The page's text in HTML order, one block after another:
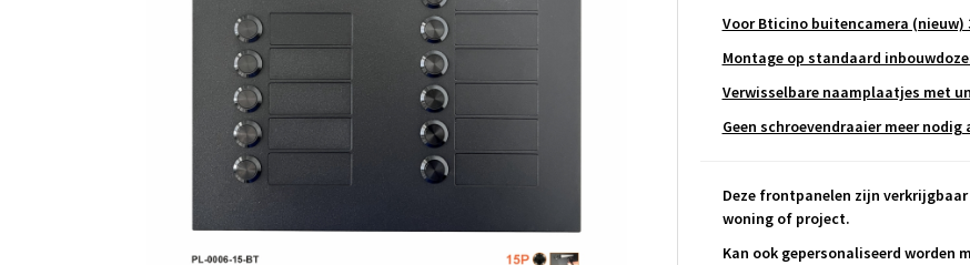
Voor Bticino buitencamera (nieuw)
Montage op standaard
Verwisselbare naamplaatjes met
Geen schroevendraaier meer nodig
Deze frontpanelen zijn
woning of project.
Kan ook gepersonaliseerd worden